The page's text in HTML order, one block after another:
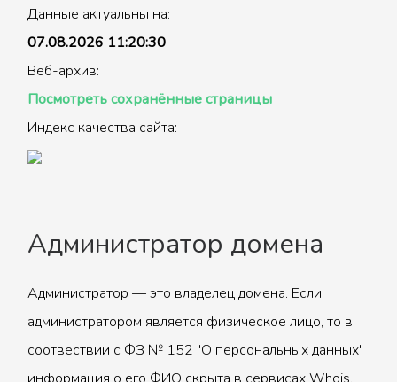
Данные актуальны на:
07.08.2026 11:20:30
Веб-архив:
Посмотреть сохранённые страницы
Индекс качества сайта:
Администратор домена
Администратор — это владелец домена. Если
администратором является физическое лицо, то в
соотвествии с ФЗ № 152 "О персональных данных"